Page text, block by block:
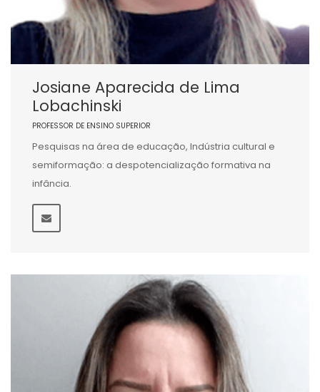
Josiane Aparecida de Lima
Lobachinski
PROFESSOR DE ENSINO SUPERIOR
Pesquisas na área de educação, Indústria cultural e
semiformação: a despotencialização formativa na
infância.